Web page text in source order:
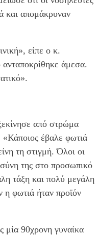
και απομάκρυναν
είπε ο κ.
άμεσα.
από στρώμα
«Κάποιος έβαλε φωτιά
τη στιγμή. Όλοι οι
της στο προσωπικό
τάξη και πολύ μεγάλη
η φωτιά ήταν προϊόν
μία 90χρονη γυναίκα